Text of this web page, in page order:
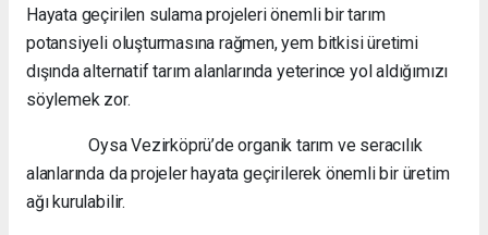
Hayata geçirilen sulama projeleri önemli bir tarım
potansiyeli oluşturmasına rağmen, yem bitkisi üretimi
dışında alternatif tarım alanlarında yeterince yol aldığımızı
söylemek zor.
Oysa Vezirköprü’de organik tarım ve seracılık
alanlarında da projeler hayata geçirilerek önemli bir üretim
ağı kurulabilir.